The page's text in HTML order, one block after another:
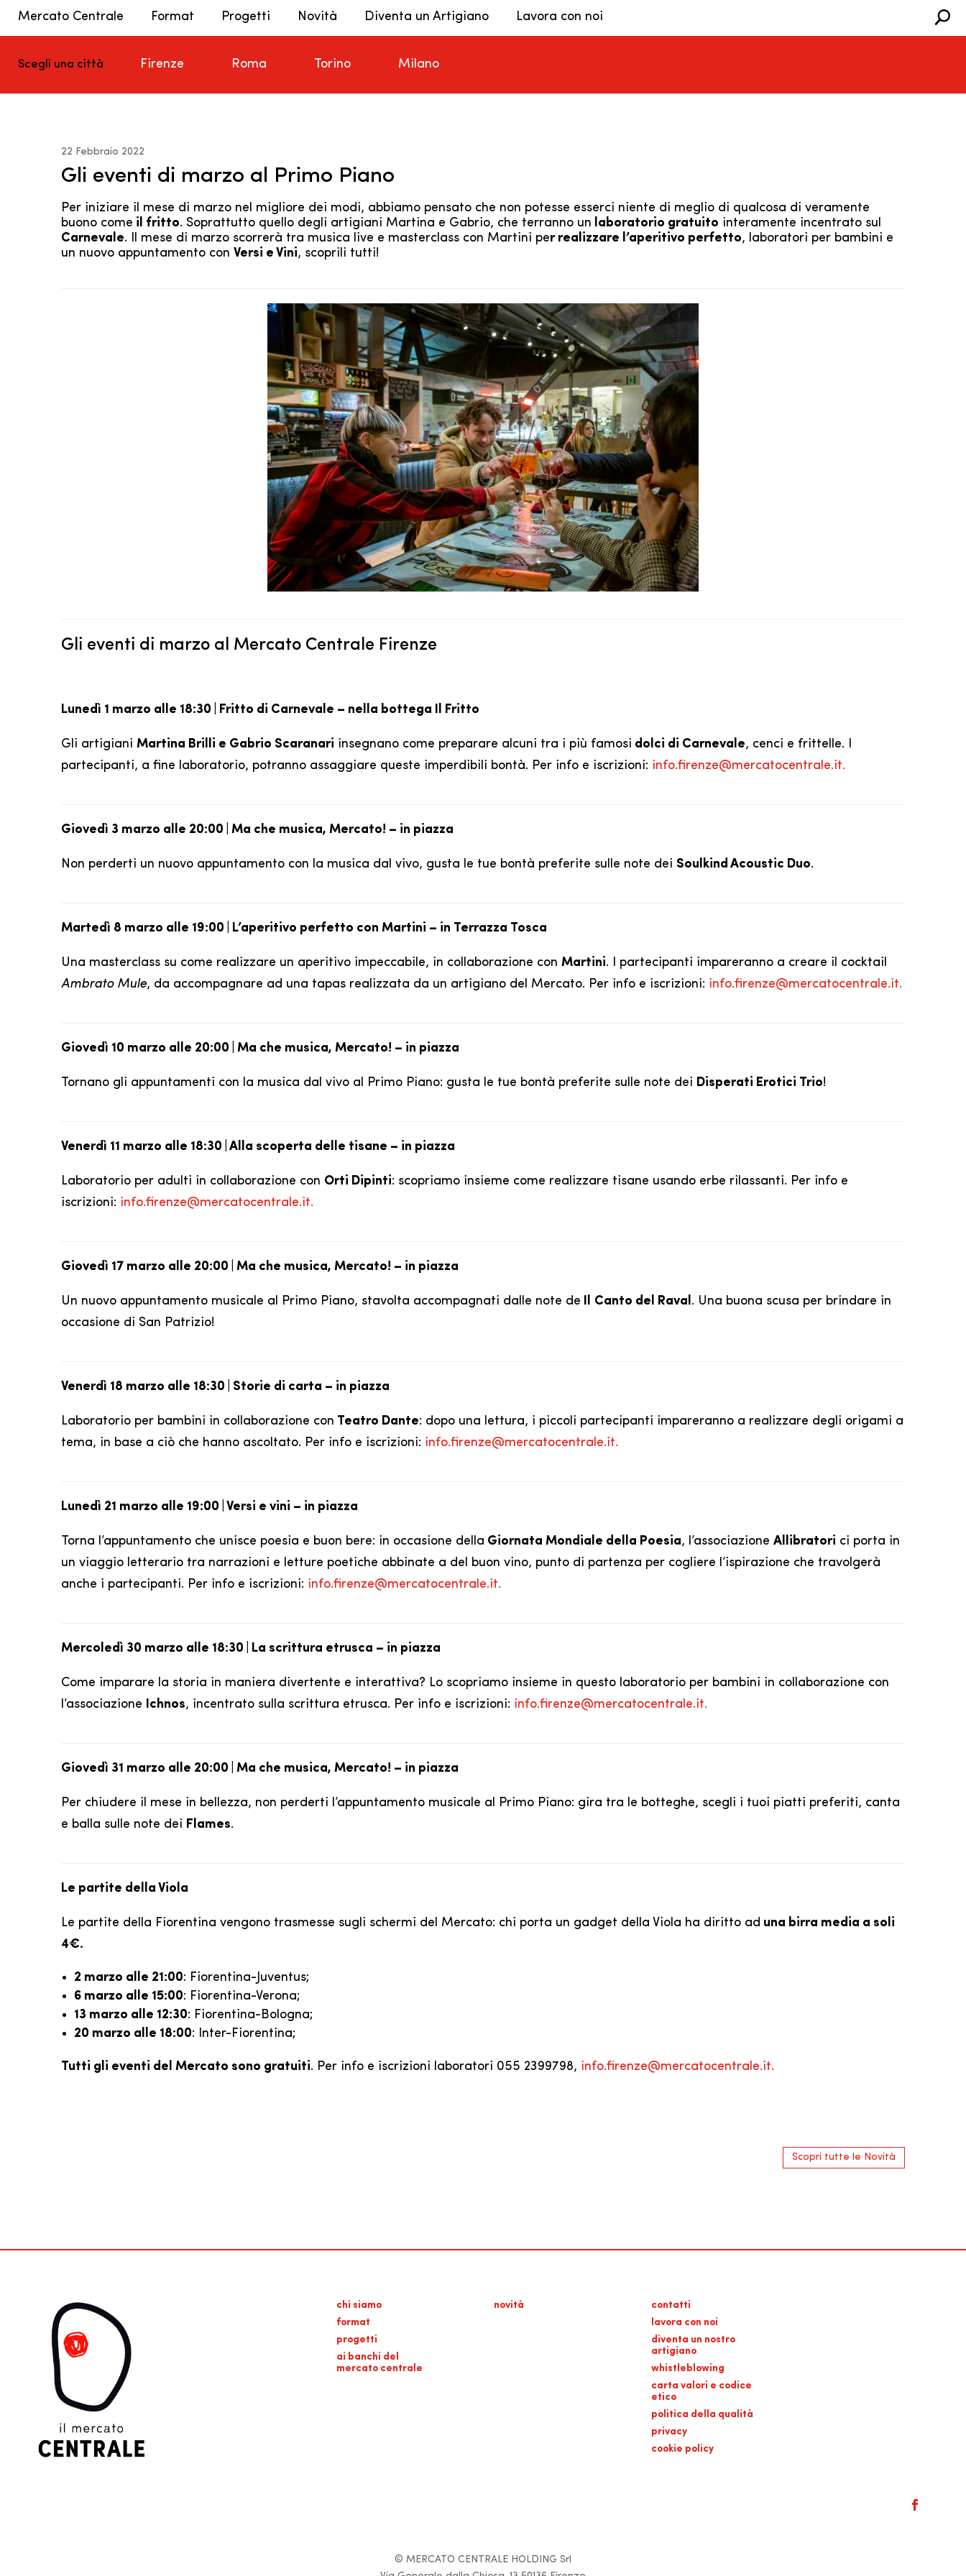
Mercato Centrale Format Progetti Novità Diventa un Artigiano Lavora con noi
Scegli una città Firenze Roma Torino Milano
22 Febbraio 2022
Gli eventi di marzo al Primo Piano
Per iniziare il mese di marzo nel migliore dei modi, abbiamo pensato che non potesse esserci niente di meglio di qualcosa di veramente
buono come il fritto. Soprattutto quello degli artigiani Martina e Gabrio, che terranno un laboratorio gratuito interamente incentrato sul
Carnevale. Il mese di marzo scorrerà tra musica live e masterclass con Martini per realizzare l’aperitivo perfetto, laboratori per bambini e
un nuovo appuntamento con Versi e Vini, scoprili tutti!
Gli eventi di marzo al Mercato Centrale Firenze
Lunedì 1 marzo alle 18:30 | Fritto di Carnevale – nella bottega Il Fritto
Gli artigiani Martina Brilli e Gabrio Scaranari insegnano come preparare alcuni tra i più famosi dolci di Carnevale, cenci e frittelle. I
partecipanti, a fine laboratorio, potranno assaggiare queste imperdibili bontà. Per info e iscrizioni: info.firenze@mercatocentrale.it.
Giovedì 3 marzo alle 20:00 | Ma che musica, Mercato! – in piazza
Non perderti un nuovo appuntamento con la musica dal vivo, gusta le tue bontà preferite sulle note dei Soulkind Acoustic Duo.
Martedì 8 marzo alle 19:00 | L’aperitivo perfetto con Martini – in Terrazza Tosca
Una masterclass su come realizzare un aperitivo impeccabile, in collaborazione con Martini. I partecipanti impareranno a creare il cocktail
Ambrato Mule, da accompagnare ad una tapas realizzata da un artigiano del Mercato. Per info e iscrizioni: info.firenze@mercatocentrale.it.
Giovedì 10 marzo alle 20:00 | Ma che musica, Mercato! – in piazza
Tornano gli appuntamenti con la musica dal vivo al Primo Piano: gusta le tue bontà preferite sulle note dei Disperati Erotici Trio!
Venerdì 11 marzo alle 18:30 | Alla scoperta delle tisane – in piazza
Laboratorio per adulti in collaborazione con Orti Dipinti: scopriamo insieme come realizzare tisane usando erbe rilassanti. Per info e
iscrizioni: info.firenze@mercatocentrale.it.
Giovedì 17 marzo alle 20:00 | Ma che musica, Mercato! – in piazza
Un nuovo appuntamento musicale al Primo Piano, stavolta accompagnati dalle note de Canto del Raval . Una buona scusa per brindare in
occasione di San Patrizio!
Venerdì 18 marzo alle 18:30 | Storie di carta – in piazza
Laboratorio per bambini in collaborazione con Teatro Dante: dopo una lettura, i piccoli partecipanti impareranno a realizzare degli origami a
tema, in base a ciò che hanno ascoltato. Per info e iscrizioni: info.firenze@mercatocentrale.it.
Lunedì 21 marzo alle 19:00 | Versi e vini – in piazza
Torna l’appuntamento che unisce poesia e buon bere: in occasione della Giornata Mondiale della Poesia, l’associazione Allibratori ci porta in
un viaggio letterario tra narrazioni e letture poetiche abbinate a del buon vino, punto di partenza per cogliere l’ispirazione che travolgerà
anche i partecipanti. Per info e iscrizioni: info.firenze@mercatocentrale.it.
Mercoledì 30 marzo alle 18:30 | La scrittura etrusca – in piazza
Come imparare la storia in maniera divertente e interattiva? Lo scopriamo insieme in questo laboratorio per bambini in collaborazione con
l’associazione
Ichnos, incentrato sulla scrittura etrusca. Per info e iscrizioni: info.firenze@mercatocentrale.it.
Giovedì 31 marzo alle 20:00 | Ma che musica, Mercato! – in piazza
Per chiudere il mese in bellezza, non perderti l’appuntamento musicale al Primo Piano: gira tra le botteghe, scegli i tuoi piatti preferiti, canta
e balla sulle note dei Flames.
Le partite della Viola
Le partite della Fiorentina vengono trasmesse sugli schermi del Mercato: chi porta un gadget della Viola ha diritto ad una birra media a soli
4€.
2 marzo alle 21:00: Fiorentina-Juventus;
6 marzo alle 15:00: Fiorentina-Verona;
13 marzo alle 12:30: Fiorentina-Bologna;
20 marzo alle 18:00: Inter-Fiorentina;
Tutti gli eventi del Mercato sono gratuiti. Per info e iscrizioni laboratori 055 2399798, info.firenze@mercatocentrale.it.
Scopri tutte le Novità
chi siamo
format
progetti
ai banchi del
mercato centrale
novità
contatti
lavora con noi
diventa un nostro
artigiano
whistleblowing
carta valori e codice
etico
politica della qualità
privacy
cookie policy
© MERCATO CENTRALE HOLDING Srl